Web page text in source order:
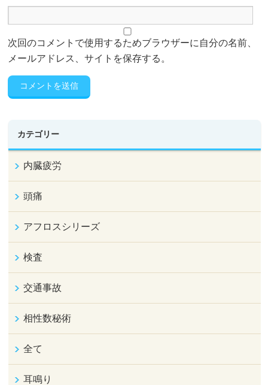
次回のコメントで使用するためブラウザーに自分の名前、
メールアドレス、サイトを保存する。
カテゴリー
内臓疲労
頭痛
アフロスシリーズ
検査
交通事故
相性数秘術
全て
耳鳴り